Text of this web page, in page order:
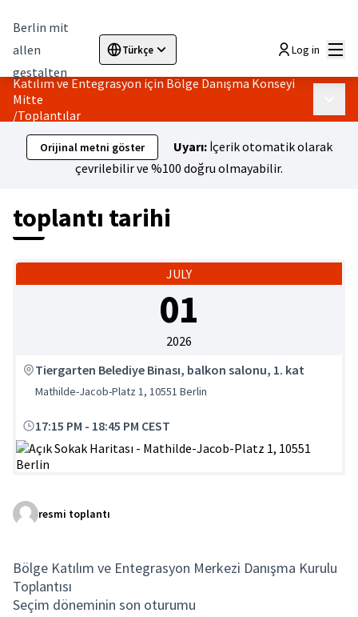
Berlin mit
allen
gestalten
Türkçe
Sprache wählen Elegir el idioma
Log in
Katılım ve Entegrasyon için Bölge Danışma Konseyi
Mitte
/Toplantılar
Orijinal metni göster Uyarı:İçerik otomatik olarak
çevrilebilir ve %100 doğru olmayabilir.
toplantı tarihi
JULY
01
2026
Tiergarten Belediye Binası, balkon salonu, 1. kat
Mathilde-Jacob-Platz 1, 10551 Berlin
17:15 PM - 18:45 PM CEST
resmi toplantı
Bölge Katılım ve Entegrasyon Merkezi Danışma Kurulu
Toplantısı
Seçim döneminin son oturumu